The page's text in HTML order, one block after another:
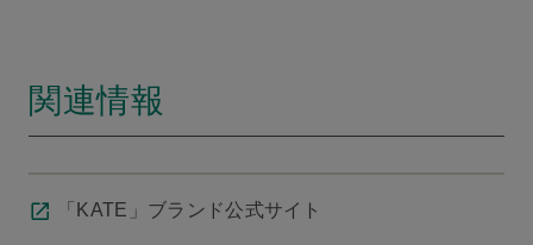
関連情報
「KATE」ブランド公式サイト